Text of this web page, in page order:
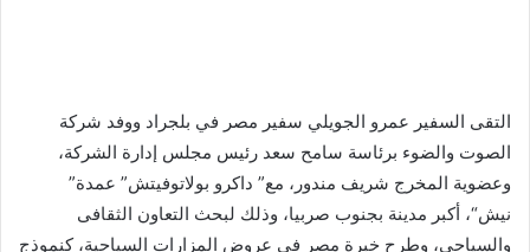
التقى السفير عمرو الجويلي سفير مصر في بلجراد ووفد شركة
الصوت والضوء برئاسة سامح سعد رئيس مجلس إدارة الشركة،
وعضوية المخرج شريف مندور، مع” داكرو بولاتوفيتش” عمدة”
نيش“، أكبر مدينة بجنوب صربيا، وذلك لبحث التعاون الثقافى
والسياحي، وطرح خبرة مصر فى عروض المزارات السياحية، كنموذج